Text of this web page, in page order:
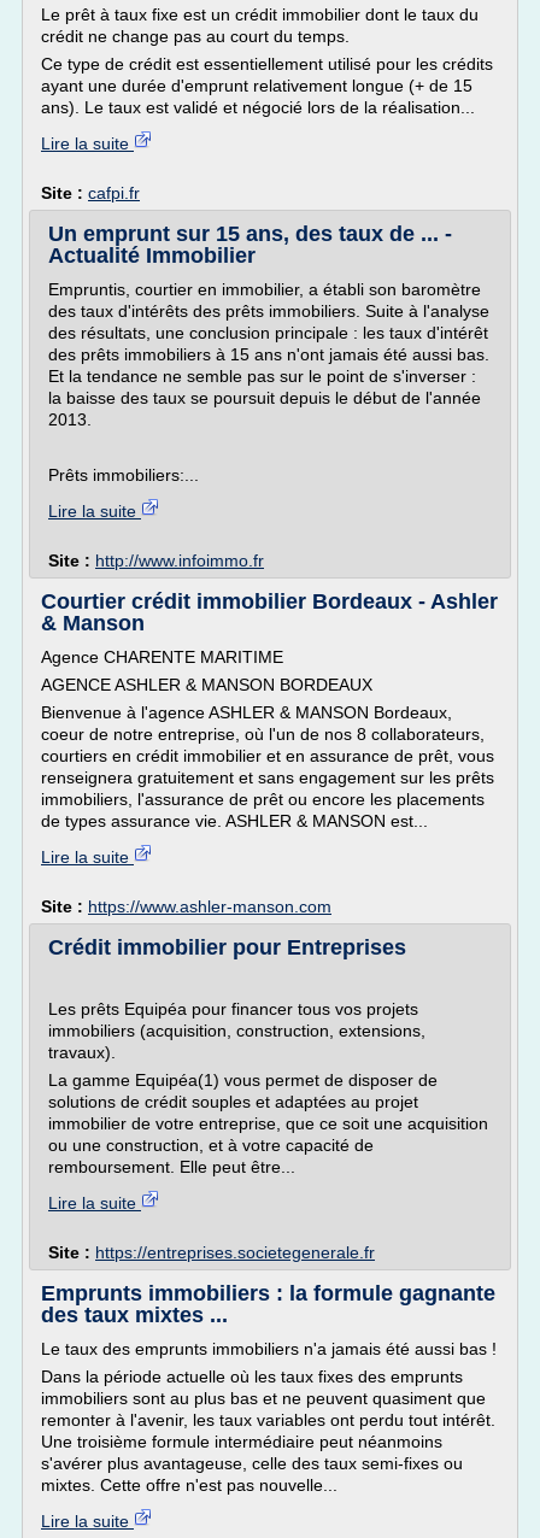
Le prêt à taux fixe est un crédit immobilier dont le taux du
crédit ne change pas au court du temps.
Ce type de crédit est essentiellement utilisé pour les crédits
ayant une durée d'emprunt relativement longue (+ de 15
ans). Le taux est validé et négocié lors de la réalisation...
Lire la suite
Site : cafpi.fr
Un emprunt sur 15 ans, des taux de ... -
Actualité Immobilier
Empruntis, courtier en immobilier, a établi son baromètre
des taux d'intérêts des prêts immobiliers. Suite à l'analyse
des résultats, une conclusion principale : les taux d'intérêt
des prêts immobiliers à 15 ans n'ont jamais été aussi bas.
Et la tendance ne semble pas sur le point de s'inverser :
la baisse des taux se poursuit depuis le début de l'année
2013.
Prêts immobiliers:...
Lire la suite
Site : http://www.infoimmo.fr
Courtier crédit immobilier Bordeaux - Ashler
& Manson
Agence CHARENTE MARITIME
AGENCE ASHLER & MANSON BORDEAUX
Bienvenue à l'agence ASHLER & MANSON Bordeaux,
coeur de notre entreprise, où l'un de nos 8 collaborateurs,
courtiers en crédit immobilier et en assurance de prêt, vous
renseignera gratuitement et sans engagement sur les prêts
immobiliers, l'assurance de prêt ou encore les placements
de types assurance vie. ASHLER & MANSON est...
Lire la suite
Site : https://www.ashler-manson.com
Crédit immobilier pour Entreprises
Les prêts Equipéa pour financer tous vos projets
immobiliers (acquisition, construction, extensions,
travaux).
La gamme Equipéa(1) vous permet de disposer de
solutions de crédit souples et adaptées au projet
immobilier de votre entreprise, que ce soit une acquisition
ou une construction, et à votre capacité de
remboursement. Elle peut être...
Lire la suite
Site : https://entreprises.societegenerale.fr
Emprunts immobiliers : la formule gagnante
des taux mixtes ...
Le taux des emprunts immobiliers n'a jamais été aussi bas !
Dans la période actuelle où les taux fixes des emprunts
immobiliers sont au plus bas et ne peuvent quasiment que
remonter à l'avenir, les taux variables ont perdu tout intérêt.
Une troisième formule intermédiaire peut néanmoins
s'avérer plus avantageuse, celle des taux semi-fixes ou
mixtes. Cette offre n'est pas nouvelle...
Lire la suite